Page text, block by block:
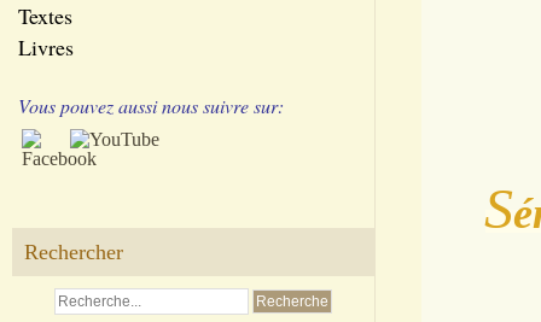
Textes
Livres
Vous pouvez aussi nous suivre sur:
Rechercher
S